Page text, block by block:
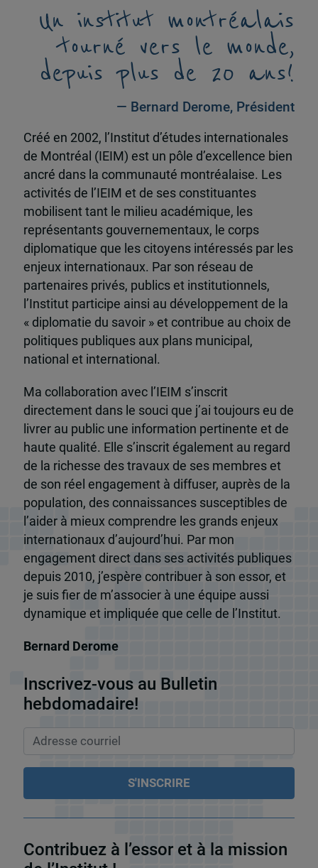
Un institut montréalais
tourné vers le monde,
depuis plus de 20 ans!
— Bernard Derome, Président
Créé en 2002, l’Institut d’études internationales
de Montréal (IEIM) est un pôle d’excellence bien
ancré dans la communauté montréalaise. Les
activités de l’IEIM et de ses constituantes
mobilisent tant le milieu académique, les
représentants gouvernementaux, le corps
diplomatique que les citoyens intéressés par les
enjeux internationaux. Par son réseau de
partenaires privés, publics et institutionnels,
l’Institut participe ainsi au développement de la
« diplomatie du savoir » et contribue au choix de
politiques publiques aux plans municipal,
national et international.
Ma collaboration avec l’IEIM s’inscrit
directement dans le souci que j’ai toujours eu de
livrer au public une information pertinente et de
haute qualité. Elle s’inscrit également au regard
de la richesse des travaux de ses membres et
de son réel engagement à diffuser, auprès de la
population, des connaissances susceptibles de
l’aider à mieux comprendre les grands enjeux
internationaux d’aujourd’hui. Par mon
engagement direct dans ses activités publiques
depuis 2010, j’espère contribuer à son essor, et
je suis fier de m’associer à une équipe aussi
dynamique et impliquée que celle de l’Institut.
Bernard Derome
Inscrivez-vous au Bulletin
hebdomadaire!
Contribuez à l’essor et à la mission